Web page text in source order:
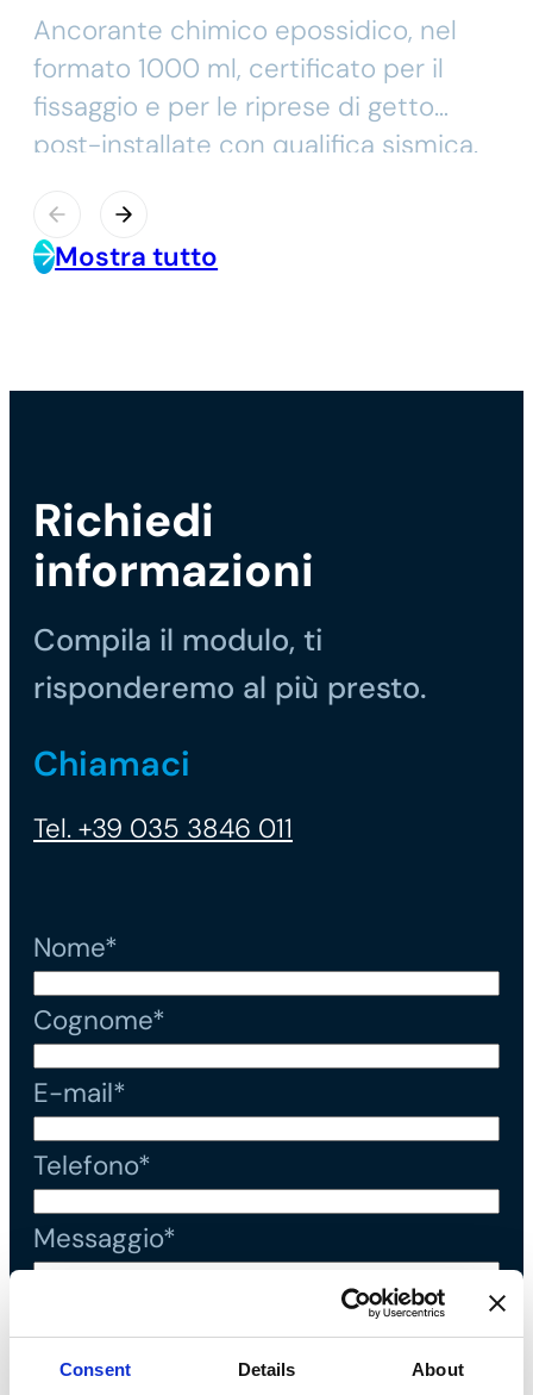
Consent Details About
Ancorante chimico epossidico, nel
formato 1000 ml, certificato per il
fissaggio e per le riprese di getto
post-installate con qualifica sismica.
in presenza di foro allagato e fori
carotati.
Mostra tutto
Richiedi
informazioni
Compila il modulo, ti
risponderemo al più presto.
Chiamaci
Tel. +39 035 3846 011
Nome*
Cognome*
E-mail*
Telefono*
Messaggio*
Dichiaro di aver letto l'informativa